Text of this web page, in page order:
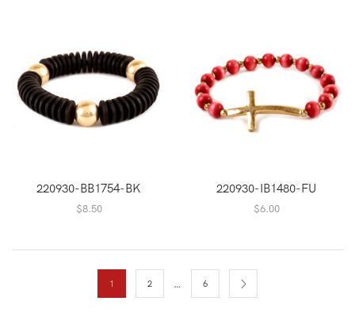
220930-BB1754-BK
$8.50
220930-IB1480-FU
$6.00
1 2 … 6